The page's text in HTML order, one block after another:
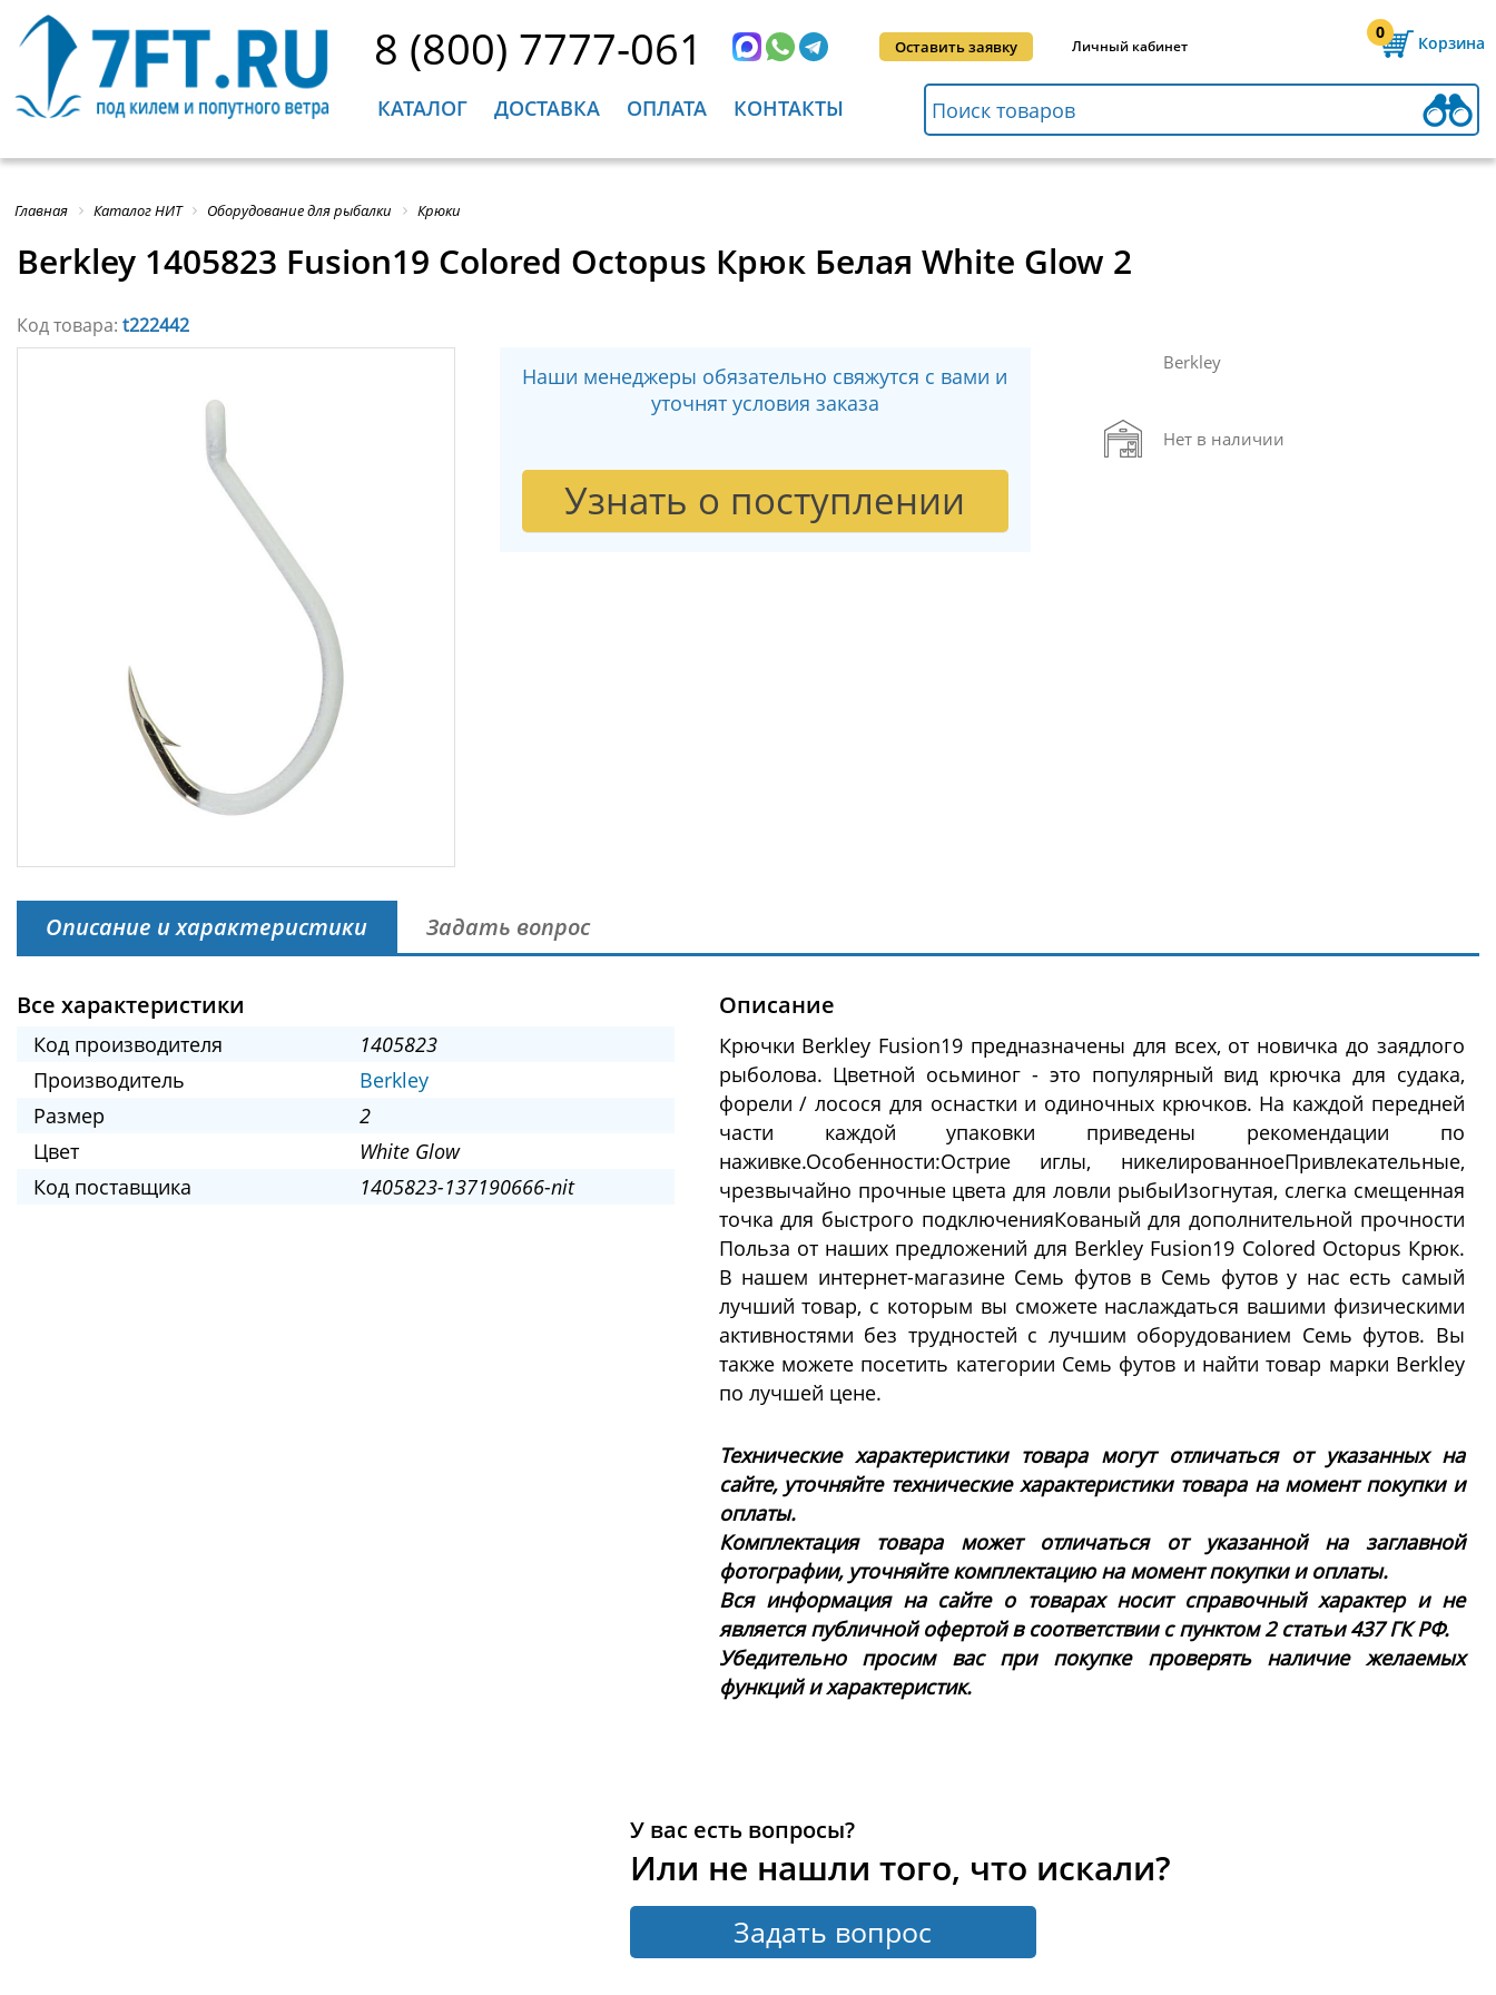
8 (800) 7777-061 Оставить заявку Личный кабинет
0
Корзина
КАТАЛОГ ДОСТАВКА ОПЛАТА КОНТАКТЫ
Главная Каталог НИТ Оборудование для рыбалки Крюки
Berkley 1405823 Fusion19 Colored Octopus Крюк Белая White Glow 2
Код товара: t222442
Наши менеджеры обязательно свяжутся с вами и
уточнят условия заказа
Узнать о поступлении
Berkley
Нет в наличии
Описание и характеристики Задать вопрос
Все характеристики
Код производителя
1405823
Производитель
Berkley
Размер
2
Цвет
White Glow
Код поставщика
1405823-137190666-nit
Описание
Крючки Berkley Fusion19 предназначены для всех, от новичка до заядлого
рыболова. Цветной осьминог - это популярный вид крючка для судака,
форели / лосося для оснастки и одиночных крючков. На каждой передней
части каждой упаковки приведены рекомендации по
наживке.Особенности:Острие иглы, никелированноеПривлекательные,
чрезвычайно прочные цвета для ловли рыбыИзогнутая, слегка смещенная
точка для быстрого подключенияКованый для дополнительной прочности
Польза от наших предложений для Berkley Fusion19 Colored Octopus Крюк.
В нашем интернет-магазине Семь футов в Семь футов у нас есть самый
лучший товар, с которым вы сможете наслаждаться вашими физическими
активностями без трудностей с лучшим оборудованием Семь футов. Вы
также можете посетить категории Семь футов и найти товар марки Berkley
по лучшей цене.
Технические характеристики товара могут отличаться от указанных на
сайте, уточняйте технические характеристики товара на момент покупки и
оплаты.
Комплектация товара может отличаться от указанной на заглавной
фотографии, уточняйте комплектацию на момент покупки и оплаты.
Вся информация на сайте о товарах носит справочный характер и не
является публичной офертой в соответствии с пунктом 2 статьи 437 ГК РФ.
Убедительно просим вас при покупке проверять наличие желаемых
функций и характеристик.
У вас есть вопросы?
Или не нашли того, что искали?
Задать вопрос